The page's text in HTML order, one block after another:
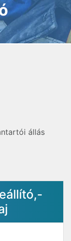
állás